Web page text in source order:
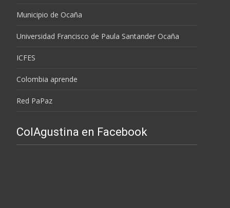
Municipio de Ocaña
Universidad Francisco de Paula Santander Ocaña
ICFES
Colombia aprende
Red PaPaz
ColAgustina en Facebook